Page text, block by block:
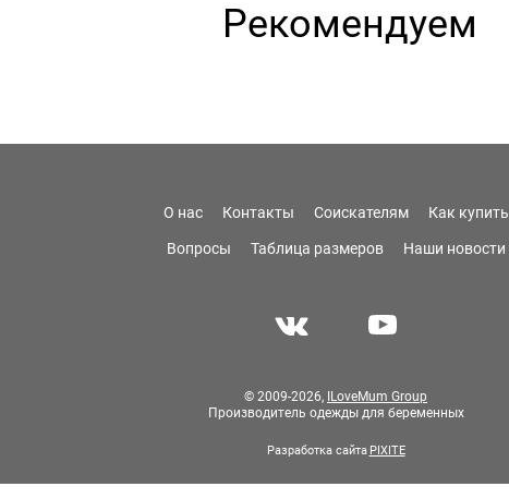
Рекомендуем
О нас Контакты Соискателям Как купить
Вопросы Таблица размеров Наши новости
© 2009-2026, ILoveMum Group
Производитель одежды для беременных
Разработка сайта PIXITE